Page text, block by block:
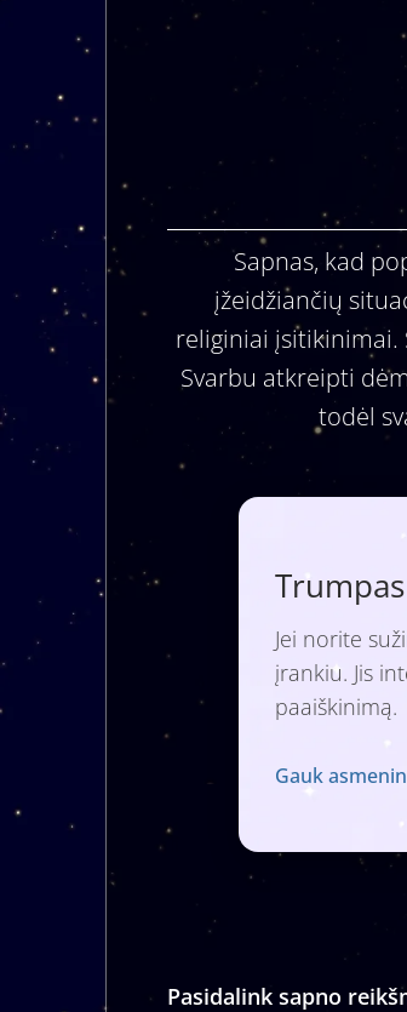
Sapnas, kad
įžeidžiančių
religiniai įsitikinimai.
Svarbu atkreipti
todėl
Jei norite
įrankiu. Jis
paaiškinimą.
Gauk
Pasidalink sapno